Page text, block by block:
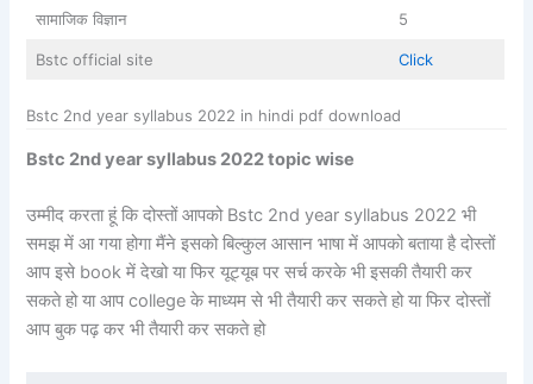
सामाजिक विज्ञान 5
Bstc official site Click
Bstc 2nd year syllabus 2022 in hindi pdf download
Bstc 2nd year syllabus 2022 topic wise
उम्मीद करता हूं कि दोस्तों आपको Bstc 2nd year syllabus 2022 भी
समझ में आ गया होगा मैंने इसको बिल्कुल आसान भाषा में आपको बताया है दोस्तों
आप इसे book में देखो या फिर यूट्यूब पर सर्च करके भी इसकी तैयारी कर
सकते हो या आप college के माध्यम से भी तैयारी कर सकते हो या फिर दोस्तों
आप बुक पढ़ कर भी तैयारी कर सकते हो